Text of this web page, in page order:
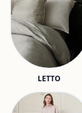
LETTO